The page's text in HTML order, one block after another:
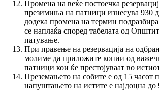
Промена на веќе постоечка
презимиња на патници изнесува 930
додека промена на термин подразбира
се наплаќа според табелата од
патување.
При правење на резервација на
молиме да приложите копии од
патници кои ќе престојуваат во
Преземањето на собите е од 15 часот
напуштањето на истите е најдоцна до